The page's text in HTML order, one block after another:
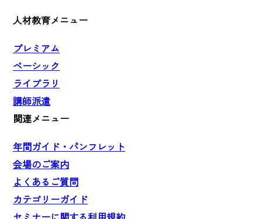
人材教育メニュー
プレミアム
ベーシック
ライブラリ
講師派遣
関連メニュー
年間ガイド・パンフレット
会場のご案内
よくあるご質問
カテゴリーガイド